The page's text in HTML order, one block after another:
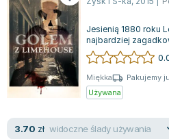
Lorraine Warren
Ajahn Brahm
Lucinda Riley
Jacek Walkiewicz
Jesienią 1880 roku
najbardziej
Miasto zszokowane
Miękka
Pakujemy
Używana
3.70 zł widoczne ślady używania